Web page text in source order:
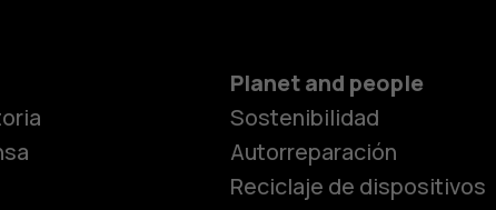
Planet and people
Sostenibilidad
Autorreparación
Reciclaje de dispositivos